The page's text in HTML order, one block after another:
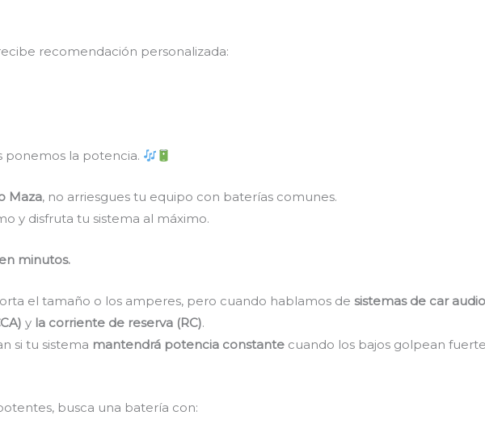
recomendación personalizada:
ponemos la potencia.
Maza, no arriesgues tu equipo con baterías comunes.
y disfruta tu sistema al máximo.
minutos.
el tamaño o los amperes, pero cuando hablamos desistemas de car audio
y la corriente de reserva (RC).
si tu sistema mantendrá potencia constante cuando los bajos golpean
busca una batería con: